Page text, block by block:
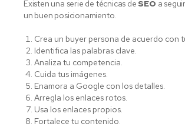
Existen una serie de técnicas de SEO a
un buen posicionamiento.
Crea un buyer persona de acuerdo con
Identifica las palabras clave.
Analiza tu competencia.
Cuida tus imágenes.
Enamora a Google con los detalles.
Arregla los enlaces rotos.
Usa los enlaces propios.
Fortalece tu contenido.